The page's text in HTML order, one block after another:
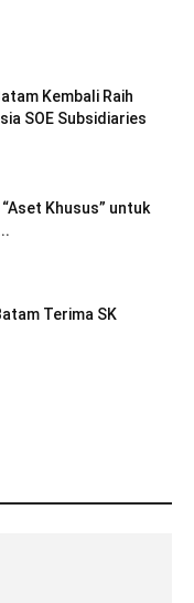
Kembali Raih
SOE Subsidiaries
Khusus” untuk
Terima SK